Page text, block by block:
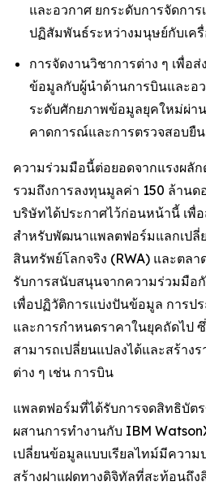
และอวกาศ ยกระดับการจัดกา
ปฏิสัมพันธ์ระหว่างมนุษย์กับเครื่
การจัดงานวิชาการต่าง ๆ เพื่อ
ข้อมูลกับผู้นำด้านการบินและอ
ระดับศักยภาพข้อมูลยุคใหม่ผ่าน
คาดการณ์และการตรวจสอบยื
ความร่วมมือนี้ต่อยอดจากแรงผลั
รวมถึงการลงทุนมูลค่า 150 ล้าน
บริษัทได้ประกาศไว้ก่อนหน้านี้ เพื่
สำหรับพัฒนาแพลตฟอร์มแลกเปลี่
สินทรัพย์โลกจริง (RWA) และตล
รับการสนับสนุนจากความร่วมมือ
เพื่อปฏิวัติการแบ่งปันข้อมูล การป
และการกำหนดราคาในยุคถัดไป
สามารถเปลี่ยนแปลงได้และสร้าง
ต่าง ๆ เช่น การบิน
แพลตฟอร์มที่ได้รับการจดสิทธิบัต
ผสานการทำงานกับ IBM
เปลี่ยนข้อมูลแบบเรียลไทม์มีความ
สร้างฝาแฝดทางดิจิทัลที่สะท้อนถึง